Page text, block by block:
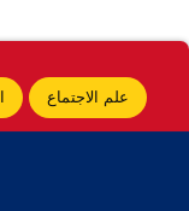
علم الاجتماع